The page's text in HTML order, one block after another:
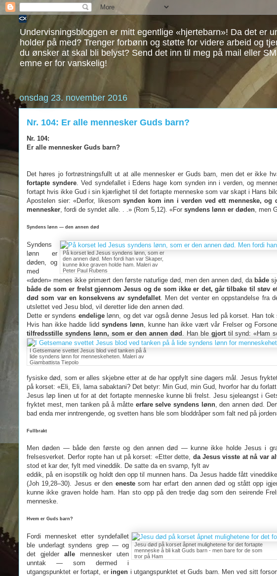
Undervisningsbloggen er mitt egentlige «hjertebarn»! Da det er
holder på med? Trenger forbønn og støtte for videre arbeid og
du ønsker at skal bli belyst? Send det inn til meg på mail eller
emne er for vanskelig!
onsdag 23. november 2016
Nr. 104: Er alle mennesker Guds barn?
Nr. 104:
Er alle mennesker Guds barn?
Det høres jo fortrøstningsfullt ut at alle mennesker er Guds barn, men det er ikke
fortapte syndere. Ved syndefallet i Edens hage kom synden inn i verden, og
fortapt hvis ikke Gud i sin kjærlighet til det fortapte menneske som var skapt i Hans
Apostelen sier: «Derfor, likesom synden kom inn i verden ved ett menneske,
mennesker, fordi de syndet alle. . .» (Rom 5,12). «For syndens lønn er døden, men
Syndens lønn — den annen død
På korset led Jesus syndens lønn, som er
den annen død. Men fordi han var Skaper,
kunne ikke graven holde ham. Maleri av
Peter Paul Rubens
Syndens
lønn er
døden, og
med
«døden» menes ikke primært den første naturlige død, men den annen død, da både
både de som er frelst gjennom Jesus og de som ikke er det, går tilbake til støv
død som var en konsekvens av syndefallet. Men det venter en oppstandelse fra
utslettet ved Jesu blod, vil deretter lide den annen død.
Dette er syndens endeligelønn, og det var også denne Jesus led på korset. Han tok
Hvis han ikke hadde lidd syndens lønn, kunne han ikke vært vår Frelser og
tilfredsstille syndens lønn, som er den annen død . Han ble gjorttil synd: «Ham
I Getsemane svettet Jesus blod ved tanken på å
lide syndens lønn for menneskeheten. Maleri av
Giambattista Tiepolo
fysiske død, som er alles skjebne etter at de har oppfylt sine dagers mål. Jesus
på korset: «Eli, Eli, lama sabaktani? Det betyr: Min Gud, min Gud, hvorfor har du
Jesus løp linen ut for at det fortapte menneske kunne bli frelst. Jesu sjeleangst i
fryktet mest, men tanken på å måtte erfare selve syndens lønn, den annen død.
bad enda mer inntrengende, og svetten hans ble som bloddråper som falt ned på
Fullbrakt
Men døden — både den første og den annen død — kunne ikke holde Jesus i
frelsesverket. Derfor ropte han ut på korset: «Etter dette, da Jesus visste at nå var
stod et kar der, fylt med vineddik. De satte da en svamp, fylt av
eddik, på en isopstilk og holdt den opp til munnen hans. Da Jesus hadde fått
(Joh 19,28–30). Jesus er den enestesom har erfart den annen død og stått opp
kunne ikke graven holde ham. Han sto opp på den tredje dag som den seirende
menneske.
Hvem er Guds barn?
Jesu død på korset åpnet mulighetene for det fortapte
menneske å bli kalt Guds barn - men bare for de som
tror på Ham
Fordi mennesket etter syndefallet
ble underlagt syndens grep — og
det gjelder alle mennesker uten
unntak — som dermed i
utgangspunktet er fortapt, er ingen i utgangspunktet et Guds barn. Men ved sitt